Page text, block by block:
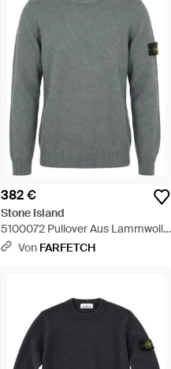
382 €
Stone Island
5100072 Pullover Aus Lammwolle
Mit Rundhalsausschnitt Und
Von FARFETCH